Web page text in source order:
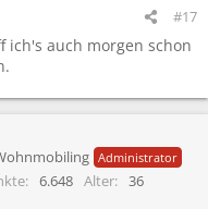
#17
ich's auch morgen schon
Administrator
6.648 Alter
36